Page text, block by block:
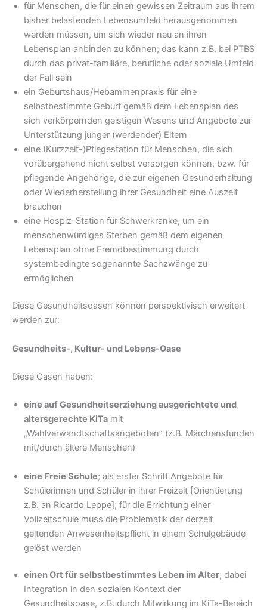
für Menschen, die für einen gewissen Zeitraum aus ihrem
bisher belastenden Lebensumfeld herausgenommen
werden müssen, um sich wieder neu an ihren
Lebensplan anbinden zu können; das kann z.B. bei PTBS
durch das privat-familiäre, berufliche oder soziale Umfeld
der Fall sein
ein Geburtshaus/Hebammenpraxis für eine
selbstbestimmte Geburt gemäß dem Lebensplan des
sich verkörpernden geistigen Wesens und Angebote zur
Unterstützung junger (werden­der) Eltern
eine (Kurzzeit-)Pflegestation für Menschen, die sich
vorübergehend nicht selbst versorgen können, bzw. für
pflegende Angehörige, die zur eigenen Gesunderhaltung
oder Wiederherstellung ihrer Gesundheit eine Auszeit
brauchen
eine Hospiz-Station für Schwerkranke, um ein
menschenwürdiges Sterben gemäß dem eigenen
Lebensplan ohne Fremdbestimmung durch
systembedingte sogenannte Sachzwänge zu
ermöglichen
Diese Gesundheitsoasen können perspektivisch erweitert
werden zur:
Gesundheits-, Kultur- und Lebens-Oase
Diese Oasen haben:
eine auf Gesundheitserziehung ausgerichtete und
altersgerechte KiTa mit
„Wahlverwandtschaftsangeboten” (z.B. Märchenstunden
mit/durch ältere Menschen)
eine Freie Schule; als erster Schritt Angebote für
Schülerinnen und Schüler in ihrer Freizeit [Orientierung
z.B. an Ricar­do Leppe]; für die Errichtung einer
Vollzeitschule muss die Problematik der derzeit
geltenden Anwe­senheitspflicht in einem Schulgebäude
gelöst werden
einen Ort für selbstbestimmtes Leben im Alter; dabei
Integration in den sozialen Kontext der
Gesundheitsoase, z.B. durch Mitwirkung im KiTa-Be­reich